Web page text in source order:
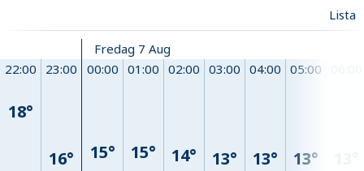
Lista
22:00
18°
23:00
16°
Fredag 7 Aug
00:00
15°
01:00
15°
02:00
14°
03:00
13°
04:00
13°
05:00
13°